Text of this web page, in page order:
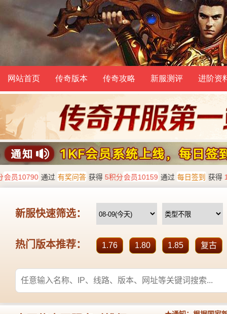
网站首页 传奇版本 传奇攻略 新服测评 进阶资